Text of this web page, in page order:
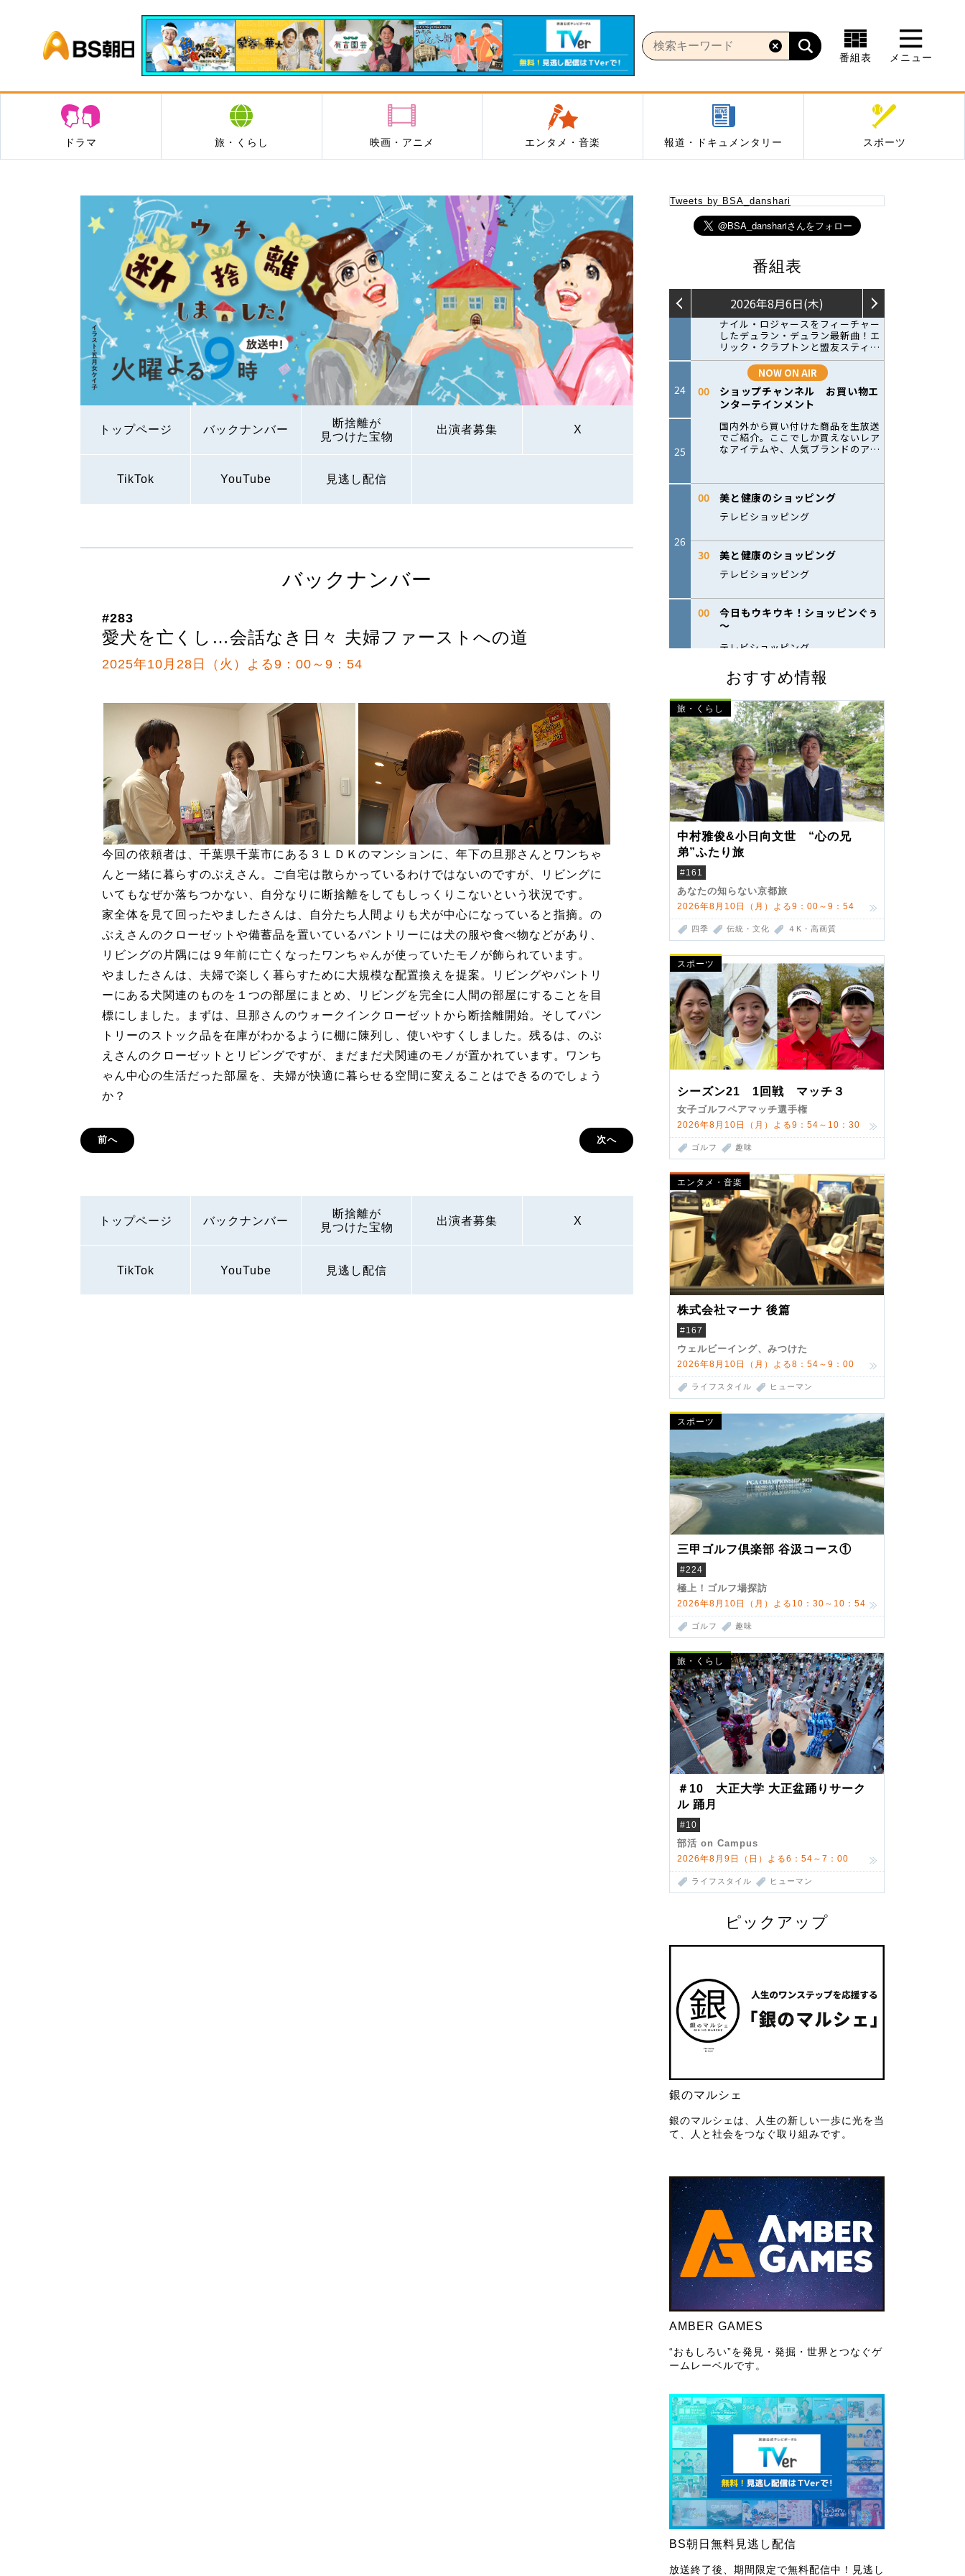
BS朝日
番組表 メニュー
ドラマ 旅・くらし 映画・アニメ エンタメ・音楽 報道・ドキュメンタリー スポーツ
トップページ バックナンバー
断捨離が
見つけた宝物
出演者募集 X
TikTok YouTube 見逃し配信
Tweets by BSA_danshari
番組表
おすすめ情報
旅・くらし
中村雅俊&小日向文世 “心の兄
弟”ふたり旅
#161
あなたの知らない京都旅
2026年8月10日（月）よる9：00～9：54
四季 伝統・文化 ４K・高画質
スポーツ
シーズン21 1回戦 マッチ３
女子ゴルフペアマッチ選手権
2026年8月10日（月）よる9：54～10：30
ゴルフ 趣味
エンタメ・音楽
株式会社マーナ 後篇
#167
ウェルビーイング、みつけた
2026年8月10日（月）よる8：54～9：00
ライフスタイル ヒューマン
スポーツ
三甲ゴルフ倶楽部 谷汲コース①
#224
極上！ゴルフ場探訪
2026年8月10日（月）よる10：30～10：54
ゴルフ 趣味
旅・くらし
＃10 大正大学 大正盆踊りサーク
ル 踊月
#10
部活 on Campus
2026年8月9日（日）よる6：54～7：00
ライフスタイル ヒューマン
ピックアップ
銀のマルシェ
銀のマルシェは、人生の新しい一歩に光を当
て、人と社会をつなぐ取り組みです。
AMBER GAMES
“おもしろい”を発見・発掘・世界とつなぐゲ
ームレーベルです。
BS朝日無料見逃し配信
放送終了後、期間限定で無料配信中！見逃し
バックナンバー
#283
愛犬を亡くし…会話なき日々 夫婦ファーストへの道
2025年10月28日（火）よる9：00～9：54
今回の依頼者は、千葉県千葉市にある３ＬＤＫのマンションに、年下の旦那さんとワンちゃ
んと一緒に暮らすのぶえさん。ご自宅は散らかっているわけではないのですが、リビングに
いてもなぜか落ちつかない、自分なりに断捨離をしてもしっくりこないという状況です。
家全体を見て回ったやましたさんは、自分たち人間よりも犬が中心になっていると指摘。の
ぶえさんのクローゼットや備蓄品を置いているパントリーには犬の服や食べ物などがあり、
リビングの片隅には９年前に亡くなったワンちゃんが使っていたモノが飾られています。
やましたさんは、夫婦で楽しく暮らすために大規模な配置換えを提案。リビングやパントリ
ーにある犬関連のものを１つの部屋にまとめ、リビングを完全に人間の部屋にすることを目
標にしました。まずは、旦那さんのウォークインクローゼットから断捨離開始。そしてパン
トリーのストック品を在庫がわかるように棚に陳列し、使いやすくしました。残るは、のぶ
えさんのクローゼットとリビングですが、まだまだ犬関連のモノが置かれています。ワンち
ゃん中心の生活だった部屋を、夫婦が快適に暮らせる空間に変えることはできるのでしょう
か？
前へ 次へ
トップページ バックナンバー
断捨離が
見つけた宝物
出演者募集 X
TikTok YouTube 見逃し配信